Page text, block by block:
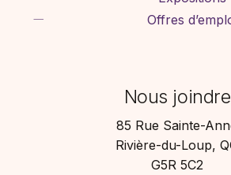
Offres
Nous joindre
85 Rue Sainte-
Rivière-du-Loup,
G5R 5C2